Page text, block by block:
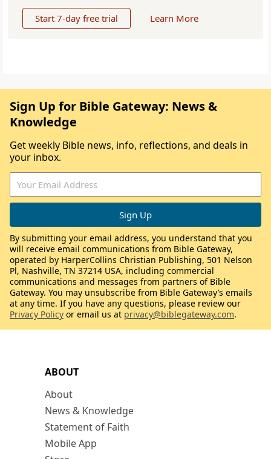
Start 7-day free trial Learn More
ABOUT
About
News & Knowledge
Statement of Faith
Mobile App
Sign Up for Bible Gateway: News &
Knowledge
Get weekly Bible news, info, reflections, and deals in
your inbox.
By submitting your email address, you understand that you
will receive email communications from Bible Gateway,
operated by HarperCollins Christian Publishing, 501 Nelson
Pl, Nashville, TN 37214 USA, including commercial
communications and messages from partners of Bible
Gateway. You may unsubscribe from Bible Gateway’s emails
at any time. If you have any questions, please review our
Privacy Policy or email us at privacy@biblegateway.com.